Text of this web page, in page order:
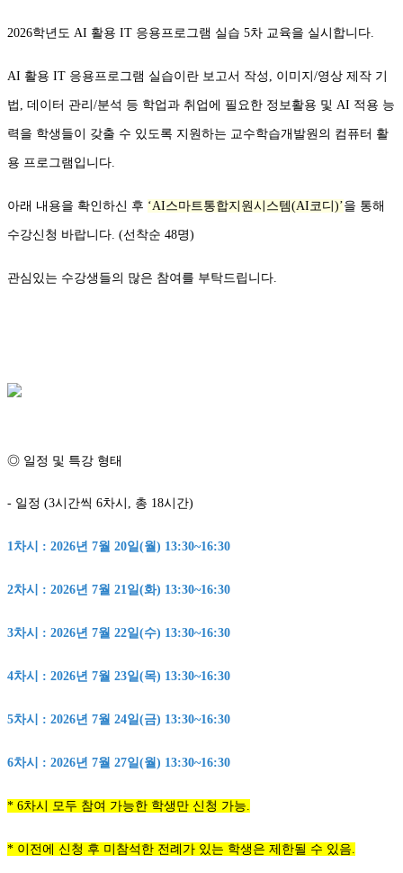
2026학년도 AI 활용 IT 응용프로그램 실습 5차 교육을 실시합니다.
AI 활용 IT 응용프로그램 실습이란 보고서 작성, 이미지/영상 제작 기
법, 데이터 관리/분석 등 학업과 취업에 필요한 정보활용 및 AI 적용 능
력을 학생들이 갖출 수 있도록 지원하는 교수학습개발원의 컴퓨터 활
용 프로그램입니다.
아래 내용을 확인하신 후 ‘AI스마트통합지원시스템(AI코디)’을 통해
수강신청 바랍니다. (선착순 48명)
관심있는 수강생들의 많은 참여를 부탁드립니다.
◎ 일정 및 특강 형태
- 일정 (3시간씩 6차시, 총 18시간)
1 차시 : 2026년 7월 20일(월) 13:30~16:30
2차시 : 2026년 7월 21일(화) 13:30~16:30
3차시 : 2026년 7월 22일(수) 13:30~16:30
4차시 : 2026년 7월 23일(목) 13:30~16:30
5차시 : 2026년 7월 24일(금) 13:30~16:30
6차시 : 2026년 7월 27일(월) 13:30~16:30
* 6차시 모두 참여 가능한 학생만 신청 가능.
* 이전에 신청 후 미참석한 전례가 있는 학생은 제한될 수 있음.